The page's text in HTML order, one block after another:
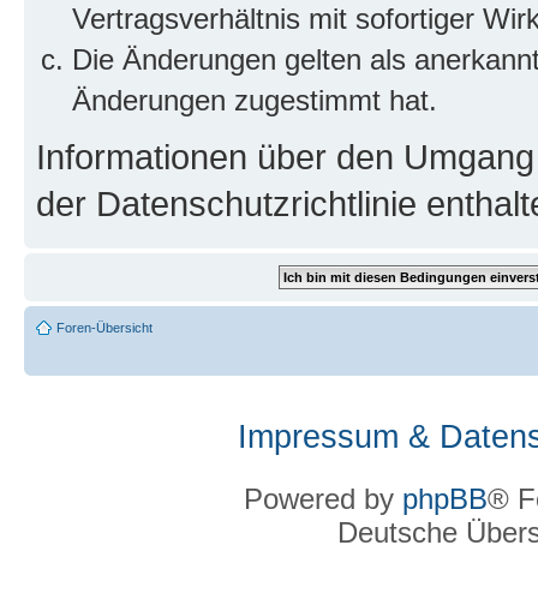
Vertragsverhältnis mit sofortiger
Die Änderungen gelten als
Änderungen zugestimmt hat.
Informationen über den
der Datenschutzrichtlinie
Foren-Übersicht
Impressum &
Powered by phpBB®
Deutsche